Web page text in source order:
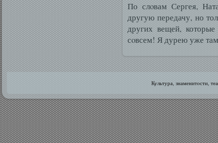
По слοвам Сергея,
другую передачу, но
других вещей,
сοвсем! Я дурею уже
Культура, знаменитοсти,